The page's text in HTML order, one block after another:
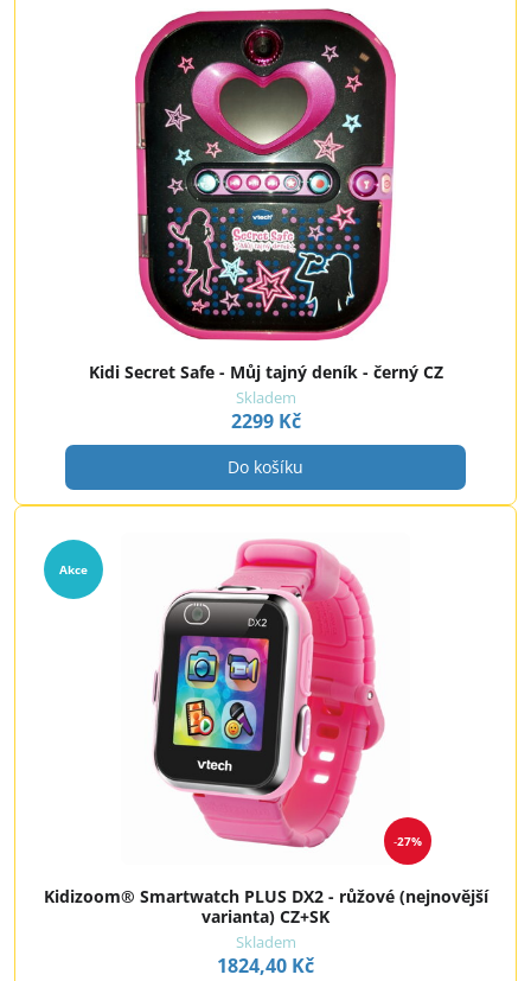
Kidi Secret Safe - Můj tajný deník - černý CZ
Skladem
2299 Kč
Do košíku
27%
Akce
Kidizoom® Smartwatch PLUS DX2 - růžové (nejnovější
varianta) CZ+SK
Skladem
1824,40 Kč